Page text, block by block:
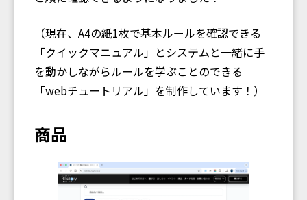
（現在、A4の紙1枚で基本ルールを確認できる
「クイックマニュアル」とシステムと一緒に手
を動かしながらルールを学ぶことのできる
「webチュートリアル」を制作しています！）
商品